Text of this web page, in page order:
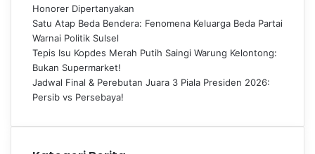
Honorer Dipertanyakan
Satu Atap Beda Bendera: Fenomena Keluarga Beda Partai
Warnai Politik Sulsel
Tepis Isu Kopdes Merah Putih Saingi Warung Kelontong:
Bukan Supermarket!
Jadwal Final & Perebutan Juara 3 Piala Presiden 2026:
Persib vs Persebaya!